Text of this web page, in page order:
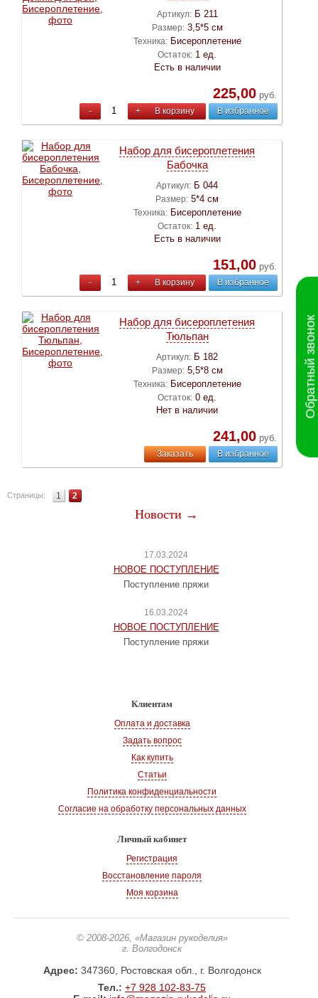
Артикул: Б 211
Размер: 3,5*5 см
Техника: Бисероплетение
Остаток: 1 ед.
Есть в наличии
225,00руб.
- + В корзину В избранное
Набор для бисероплетения
Бабочка
Артикул: Б 044
Размер: 5*4 см
Техника: Бисероплетение
Остаток: 1 ед.
Есть в наличии
151,00руб.
- + В корзину В избранное
Набор для бисероплетения
Тюльпан
Артикул: Б 182
Размер: 5,5*8 см
Техника: Бисероплетение
Остаток: 0 ед.
Нет в наличии
241,00руб.
Заказать В избранное
Страницы: 1 2
Новости →
17.03.2024
НОВОЕ ПОСТУПЛЕНИЕ
Поступление пряжи
16.03.2024
НОВОЕ ПОСТУПЛЕНИЕ
Поступление пряжи
Клиентам
Оплата и доставка
Задать вопрос
Как купить
Статьи
Политика конфиденциальности
Согласие на обработку персональных данных
Личный кабинет
Регистрация
Восстановление пароля
Моя корзина
© 2008-2026, «Магазин рукоделия»
г. Волгодонск
Адрес: 347360, Ростовская обл., г. Волгодонск
Тел.: +7 928 102-83-75
Обратный звонок